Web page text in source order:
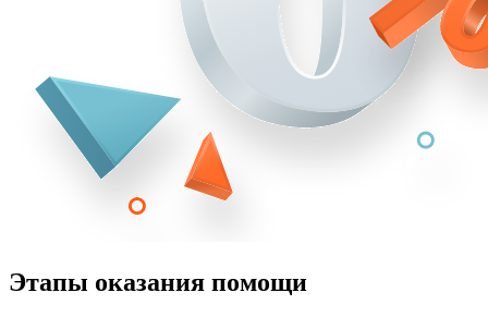
Этапы оказания помощи